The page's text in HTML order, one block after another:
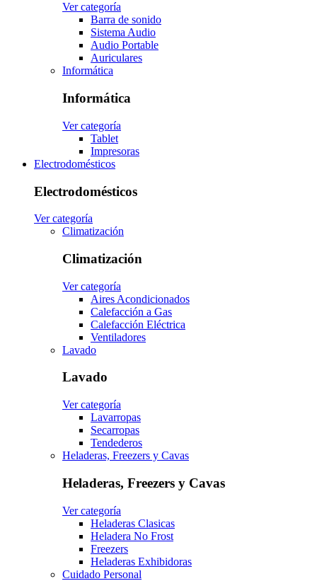
Ver categoría
Barra de sonido
Sistema Audio
Audio Portable
Auriculares
Informática
Informática
Ver categoría
Tablet
Impresoras
Electrodomésticos
Electrodomésticos
Ver categoría
Climatización
Climatización
Ver categoría
Aires Acondicionados
Calefacción a Gas
Calefacción Eléctrica
Ventiladores
Lavado
Lavado
Ver categoría
Lavarropas
Secarropas
Tendederos
Heladeras, Freezers y Cavas
Heladeras, Freezers y Cavas
Ver categoría
Heladeras Clasicas
Heladera No Frost
Freezers
Heladeras Exhibidoras
Cuidado Personal